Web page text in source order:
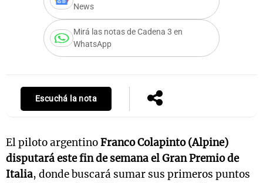
News
Mirá las notas de Cadena 3 en
WhatsApp
Escuchá la nota
El piloto argentinoFranco Colapinto (Alpine)
disputará este fin de semana el Gran Premio de
Italia, donde buscará sumar sus primeros puntos
Mundial 2026
La Sole en
Cadena 3